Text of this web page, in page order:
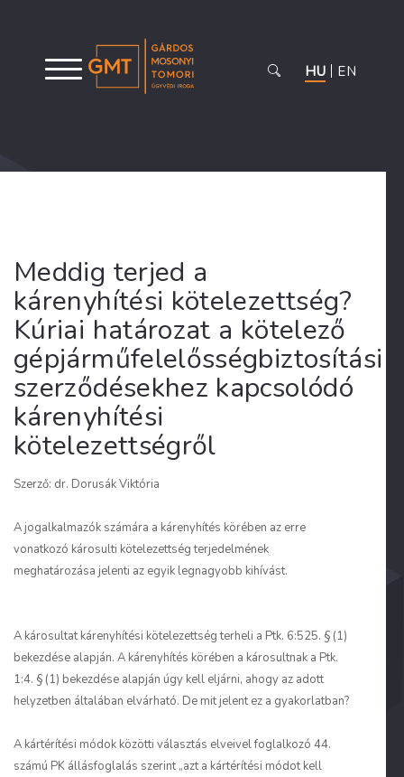
HU EN
Meddig terjed a
kárenyhítési kötelezettség?
Kúriai határozat a kötelező
gépjárműfelelősségbiztosítási
szerződésekhez kapcsolódó
kárenyhítési
kötelezettségről
Szerző: dr. Dorusák Viktória
A jogalkalmazók számára a kárenyhítés körében az erre
vonatkozó károsulti kötelezettség terjedelmének
meghatározása jelenti az egyik legnagyobb kihívást.
A károsultat kárenyhítési kötelezettség terheli a Ptk. 6:525. § (1)
bekezdése alapján. A kárenyhítés körében a károsultnak a Ptk.
1:4. § (1) bekezdése alapján úgy kell eljárni, ahogy az adott
helyzetben általában elvárható. De mit jelent ez a gyakorlatban?
A kártérítési módok közötti választás elveivel foglalkozó 44.
számú PK állásfoglalás szerint „azt a kártérítési módot kell